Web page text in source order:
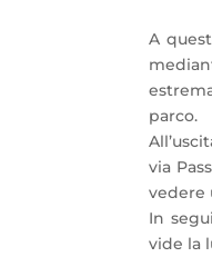
A
parco.
via
vedere
In
vide la